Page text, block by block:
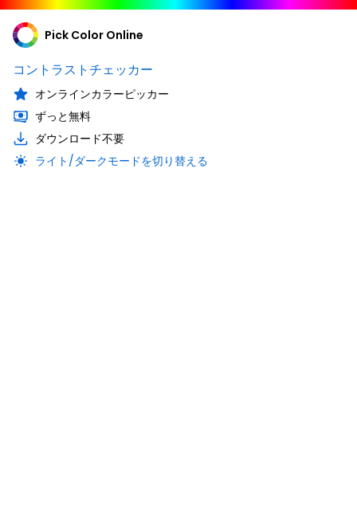
Pick Color Online
コントラストチェッカー
オンラインカラーピッカー
ずっと無料
ダウンロード不要
ライト/ダークモードを切り替える